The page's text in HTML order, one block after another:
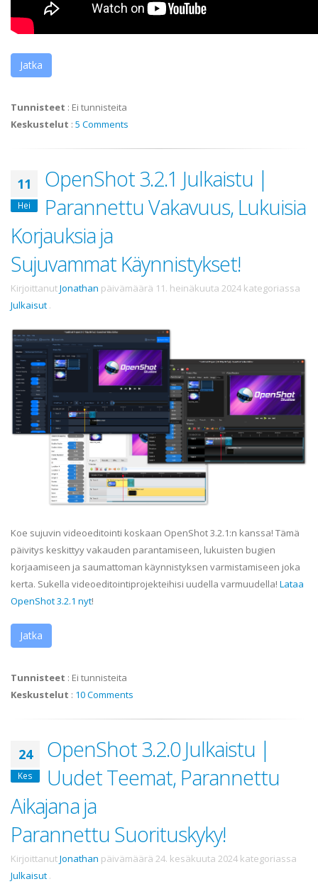
Jatka
Tunnisteet : Ei tunnisteita
Keskustelut : 5 Comments
11
Hei
OpenShot 3.2.1 Julkaistu |
Parannettu Vakavuus, Lukuisia
Korjauksia ja
Sujuvammat Käynnistykset!
KirjoittanutJonathan päivämäärä 11. heinäkuuta 2024 kategoriassa
Julkaisut .
Koe sujuvin videoeditointi koskaan OpenShot 3.2.1:n kanssa! Tämä
päivitys keskittyy vakauden parantamiseen, lukuisten bugien
korjaamiseen ja saumattoman käynnistyksen varmistamiseen joka
kerta. Sukella videoeditointiprojekteihisi uudella varmuudella! Lataa
OpenShot 3.2.1 nyt!
Jatka
Tunnisteet : Ei tunnisteita
Keskustelut : 10 Comments
24
Kes
OpenShot 3.2.0 Julkaistu |
Uudet Teemat, Parannettu
Aikajana ja
Parannettu Suorituskyky!
KirjoittanutJonathan päivämäärä 24. kesäkuuta 2024 kategoriassa
Julkaisut .